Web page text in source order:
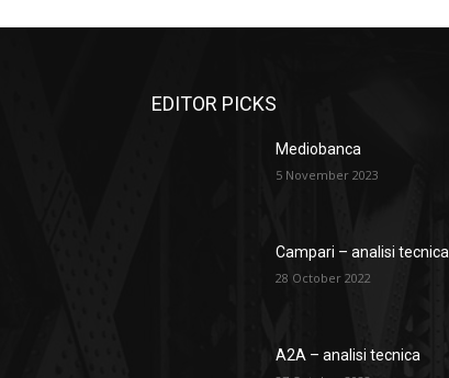
EDITOR PICKS
Mediobanca
5 November 2023
Campari – analisi tecnica
28 October 2022
A2A – analisi tecnica